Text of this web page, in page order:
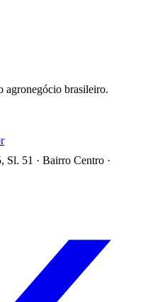
agronegócio brasileiro.
Sl. 51 · Bairro Centro ·